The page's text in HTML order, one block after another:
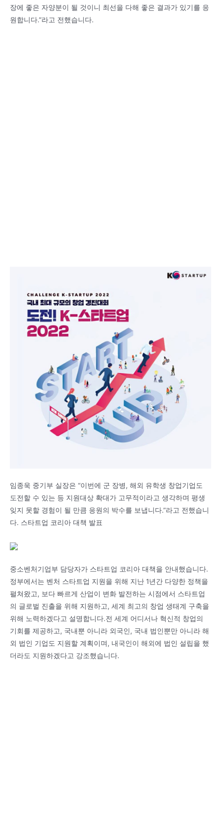
장에 좋은 자양분이 될 것이니 최선을 다해 좋은 결과가 있기를 응
원합니다.”라고 전했습니다.
임종욱 중기부 실장은 “이번에 군 장병, 해외 유학생 창업기업도
도전할 수 있는 등 지원대상 확대가 고무적이라고 생각하며 평생
잊지 못할 경험이 될 만큼 응원의 박수를 보냅니다.”라고 전했습니
다. 스타트업 코리아 대책 발표
중소벤처기업부 담당자가 스타트업 코리아 대책을 안내했습니다.
정부에서는 벤처 스타트업 지원을 위해 지난 1년간 다양한 정책을
펼쳐왔고, 보다 빠르게 산업이 변화 발전하는 시점에서 스타트업
의 글로벌 진출을 위해 지원하고, 세계 최고의 창업 생태계 구축을
위해 노력하겠다고 설명합니다.전 세계 어디서나 혁신적 창업의
기회를 제공하고, 국내뿐 아니라 외국인, 국내 법인뿐만 아니라 해
외 법인 기업도 지원할 계획이며, 내국인이 해외에 법인 설립을 했
더라도 지원하겠다고 강조했습니다.